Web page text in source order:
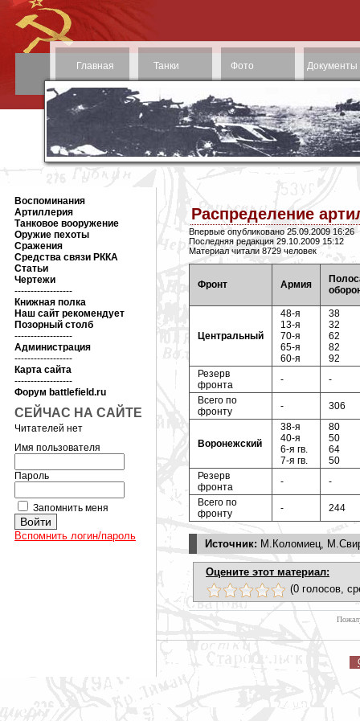
Главная Танки Фото Документы
Воспоминания
Артиллерия
Танковое вооружение
Оружие пехоты
Сражения
Средства связи РККА
Статьи
Чертежи
------------------
Книжная полка
Наш сайт рекомендует
Позорный столб
------------------
Администрация
------------------
Карта сайта
------------------
Форум battlefield.ru
СЕЙЧАС НА САЙТЕ
Читателей нет
Имя пользователя
Пароль
Запомнить меня
Вспомнить логин/пароль
Распределение
Впервые опубликовано 25.09.2009 16:26
Последняя редакция 29.10.2009 15:12
Материал читали 8729 человек
Фронт Армия
Центральный
48-я
13-я
70-я
65-я
60-я
38
32
62
82
92
Резерв
фронта
-
-
Всего по
фронту
- 306
Воронежский
38-я
40-я
6-я гв.
7-я гв.
80
50
64
50
Резерв
фронта
-
-
Всего по
фронту
- 244
Источник: М.Коломиец,
Оцените этот материал:
(0 голосов,